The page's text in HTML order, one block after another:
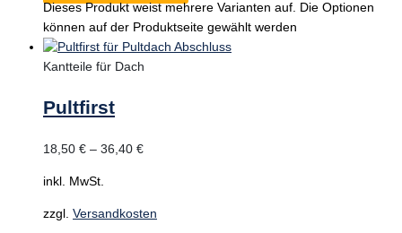
Dieses Produkt weist mehrere Varianten auf. Die Optionen
können auf der Produktseite gewählt werden
Kantteile für Dach
Pultfirst
18,50 € – 36,40 €
inkl. MwSt.
zzgl. Versandkosten